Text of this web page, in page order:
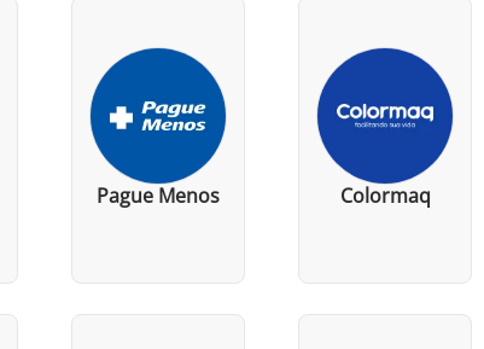
Pague Menos Colormaq